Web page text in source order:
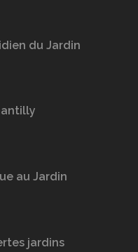
du Jardin
au Jardin
jardins